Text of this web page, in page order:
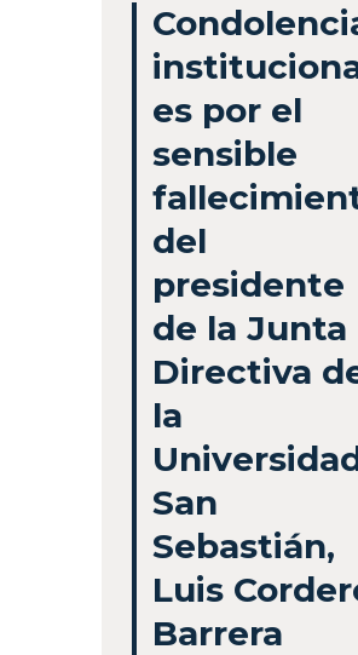
es por el
sensible
del
presidente
de la Junta
Directiva
la
San
Sebastián,
Luis
Barrera